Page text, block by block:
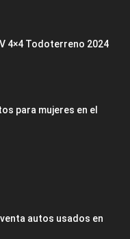
4×4 Todoterreno 2024
para mujeres en el
autos usados en